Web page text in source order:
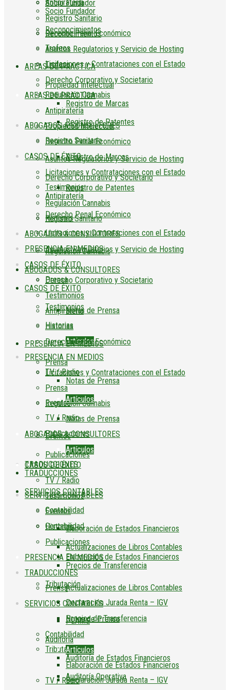
Antipiratería
Derecho Penal Económico
Licitaciones y Contrataciones con el Estado
Regulación Cannabis
ABOGADOS & CONSULTORES
CASOS DE ÉXITO
Testimonios
Historias
PRESENCIA EN MEDIOS
Prensa
Notas de Prensa
Artículos
TV / Radio
Eventos
Publicaciones
TRADUCCIONES
SERVICIOS CONTABLES
Contabilidad
Elaboración de Estados Financieros
Actualizaciones de Libros Contables
Precios de Transferencia
Tributación
Declaración Jurada Renta – IGV
Registro Sanitario
Asuntos Regulatorios y Servicio de Hosting
Derecho Corporativo y Societario
Antipiratería
Derecho Penal Económico
Licitaciones y Contrataciones con el Estado
Regulación Cannabis
ABOGADOS & CONSULTORES
CASOS DE ÉXITO
Testimonios
Historias
PRESENCIA EN MEDIOS
Prensa
Notas de Prensa
Artículos
TV / Radio
Eventos
Publicaciones
TRADUCCIONES
SERVICIOS CONTABLES
Contabilidad
Elaboración de Estados Financieros
Socio Fundador
Reconocimientos
Trofeos
AREAS DE PRACTICA
Propiedad Intelectual
Registro de Marcas
Registro de Patentes
Registro Sanitario
Asuntos Regulatorios y Servicio de Hosting
Derecho Corporativo y Societario
Antipiratería
Derecho Penal Económico
Licitaciones y Contrataciones con el Estado
Regulación Cannabis
ABOGADOS & CONSULTORES
CASOS DE ÉXITO
Testimonios
Historias
PRESENCIA EN MEDIOS
Prensa
Notas de Prensa
Artículos
TV / Radio
Socio Fundador
Reconocimientos
Trofeos
AREAS DE PRACTICA
Propiedad Intelectual
Registro de Marcas
Registro de Patentes
Registro Sanitario
Asuntos Regulatorios y Servicio de Hosting
Derecho Corporativo y Societario
Antipiratería
Derecho Penal Económico
Licitaciones y Contrataciones con el Estado
Regulación Cannabis
ABOGADOS & CONSULTORES
CASOS DE ÉXITO
Testimonios
Historias
PRESENCIA EN MEDIOS
Prensa
Notas de Prensa
Artículos
TV / Radio
Eventos
Publicaciones
TRADUCCIONES
SERVICIOS CONTABLES
Contabilidad
Elaboración de Estados Financieros
Actualizaciones de Libros Contables
Precios de Transferencia
Tributación
Declaración Jurada Renta – IGV
PLAME
Auditoría
Auditoría de Estados Financieros
Auditoría Operativa